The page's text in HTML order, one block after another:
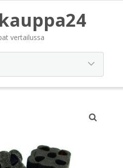
vertailussa